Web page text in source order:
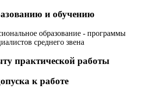
и обучению
образование - программы
среднего звена
практической работы
к работе